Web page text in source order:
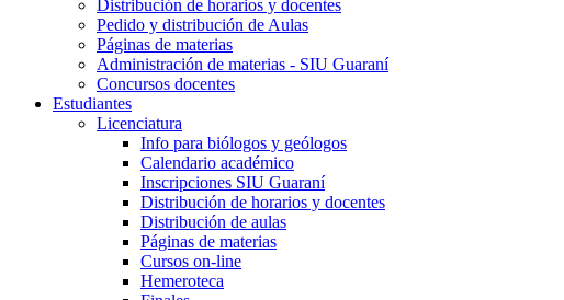
Distribución de horarios y docentes
Pedido y distribución de Aulas
Páginas de materias
Administración de materias - SIU Guaraní
Concursos docentes
Estudiantes
Licenciatura
Info para biólogos y geólogos
Calendario académico
Inscripciones SIU Guaraní
Distribución de horarios y docentes
Distribución de aulas
Páginas de materias
Cursos on-line
Hemeroteca